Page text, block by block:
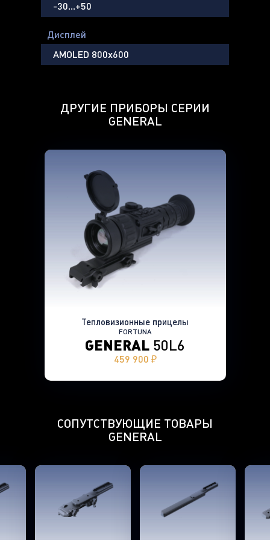
-30…+50
Дисплей
AMOLED 800х600
ДРУГИЕ ПРИБОРЫ СЕРИИ
GENERAL
Тепловизионные прицелы
FORTUNA
GENERAL 50L6
459 900 ₽
СОПУТСТВУЮЩИЕ ТОВАРЫ
GENERAL